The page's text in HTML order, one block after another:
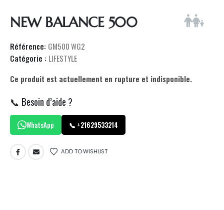
NEW BALANCE 500
Référence: GM500 WG2
Catégorie : LIFESTYLE
Ce produit est actuellement en rupture et indisponible.
📞 Besoin d’aide ?
WhatsApp 📞 +21629533214
ADD TO WISHLIST